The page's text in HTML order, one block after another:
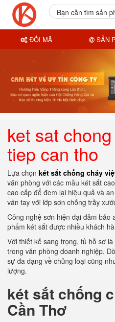
ket sat
tiep can tho
Lựa chọn két sắt chống cháy
văn phòng với các mẫu két sắt
cao cấp để đem lại hiệu quả và
vân tay với lớp sơn chống trầy
Công nghệ sơn hiện đại đảm bảo
phẩm két sắt được nhiều khách
Với thiết kế sang trọng, tủ hồ sơ
trong văn phòng doanh nghiệp.
sự đa dạng về chủng loại cũng
lượng.
két sắt chống
Cần Thơ
Bạn cần tìm sản
ĐỔI MÃ SẢN